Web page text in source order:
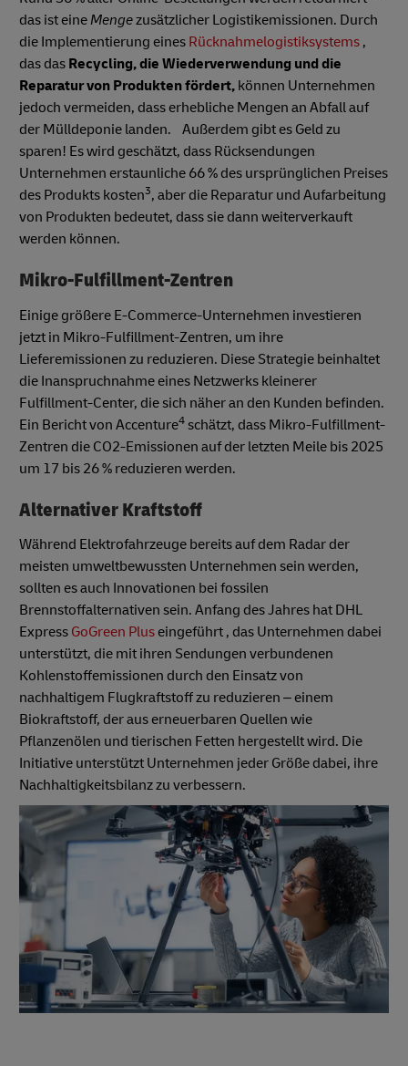
das ist eineMengezusätzlicher Logistikemissionen. Durch
die Implementierung eines Rücknahmelogistiksystems ,
das das Recycling, die Wiederverwendung und die
Reparatur von Produkten fördert, können Unternehmen
jedoch vermeiden, dass erhebliche Mengen an Abfall auf
der Mülldeponie landen. Außerdem gibt es Geld zu
sparen! Es wird geschätzt, dass Rücksendungen
Unternehmen erstaunliche 66 % des ursprünglichen Preises
des Produkts kosten3, aber die Reparatur und Aufarbeitung
von Produkten bedeutet, dass sie dann weiterverkauft
werden können.
Mikro-Fulfillment-Zentren
Einige größere E-Commerce-Unternehmen investieren
jetzt in Mikro-Fulfillment-Zentren, um ihre
Lieferemissionen zu reduzieren. Diese Strategie beinhaltet
die Inanspruchnahme eines Netzwerks kleinerer
Fulfillment-Center, die sich näher an den Kunden befinden.
Ein Bericht von Accenture4 schätzt, dass Mikro-Fulfillment-
Zentren die CO2-Emissionen auf der letzten Meile bis 2025
um 17 bis 26 % reduzieren werden.
Alternativer Kraftstoff
Während Elektrofahrzeuge bereits auf dem Radar der
meisten umweltbewussten Unternehmen sein werden,
sollten es auch Innovationen bei fossilen
Brennstoffalternativen sein. Anfang des Jahres hat DHL
Express GoGreen Plus eingeführt , das Unternehmen dabei
unterstützt, die mit ihren Sendungen verbundenen
Kohlenstoffemissionen durch den Einsatz von
nachhaltigem Flugkraftstoff zu reduzieren – einem
Biokraftstoff, der aus erneuerbaren Quellen wie
Pflanzenölen und tierischen Fetten hergestellt wird. Die
Initiative unterstützt Unternehmen jeder Größe dabei, ihre
Nachhaltigkeitsbilanz zu verbessern.